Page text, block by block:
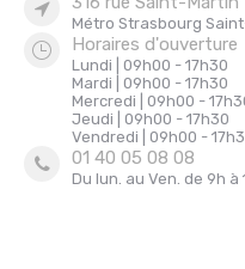
Métro Strasbourg
Horaires d'ouverture
Lundi | 09h00 - 17h30
Mardi | 09h00 - 17h30
Mercredi | 09h00 -
Jeudi | 09h00 - 17h30
Vendredi | 09h00 -
01 40 05 08 08
Du lun. au Ven. de 9h à